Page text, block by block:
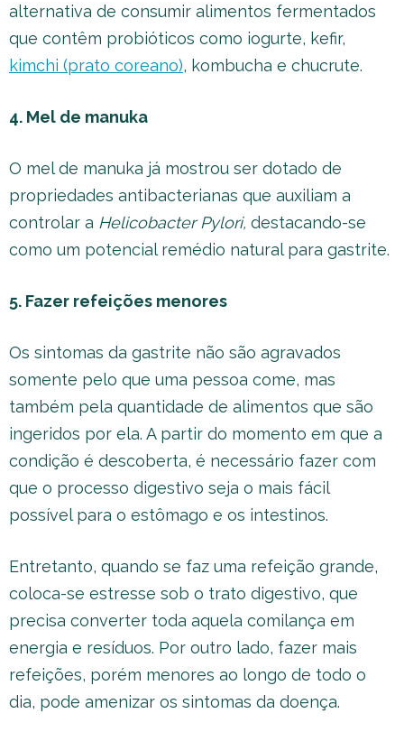
alternativa de consumir alimentos fermentados
que contêm probióticos como iogurte, kefir,
kimchi (prato coreano), kombucha e chucrute.
4. Mel de manuka
O mel de manuka já mostrou ser dotado de
propriedades antibacterianas que auxiliam a
controlar a Helicobacter Pylori, destacando-se
como um potencial remédio natural para gastrite.
5. Fazer refeições menores
Os sintomas da gastrite não são agravados
somente pelo que uma pessoa come, mas
também pela quantidade de alimentos que são
ingeridos por ela. A partir do momento em que a
condição é descoberta, é necessário fazer com
que o processo digestivo seja o mais fácil
possível para o estômago e os intestinos.
Entretanto, quando se faz uma refeição grande,
coloca-se estresse sob o trato digestivo, que
precisa converter toda aquela comilança em
energia e resíduos. Por outro lado, fazer mais
refeições, porém menores ao longo de todo o
dia, pode amenizar os sintomas da doença.